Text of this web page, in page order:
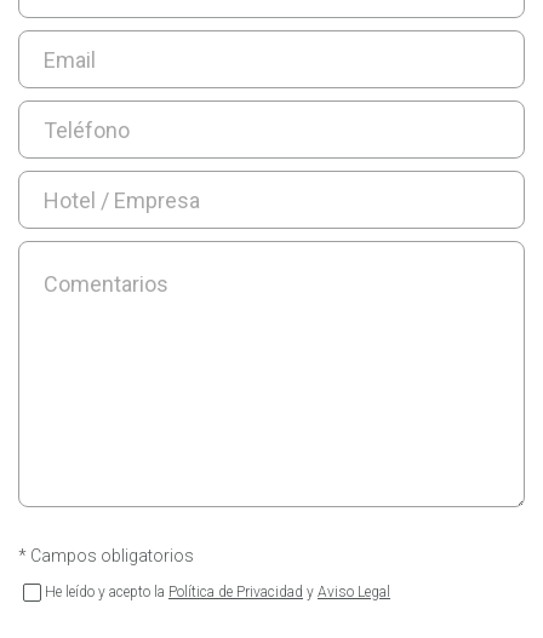
* Campos obligatorios
He leído y acepto la Política de Privacidad y Aviso Legal